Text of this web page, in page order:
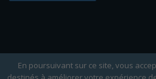
En poursuivant sur ce site, vous